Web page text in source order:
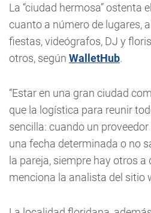
La “ciudad hermosa” ostenta
cuanto a número de lugares,
fiestas, videógrafos, DJ y
otros, según WalletHub.
“Estar en una gran ciudad
que la logística para reunir
sencilla: cuando un
una fecha determinada o no
la pareja, siempre hay otros a
menciona la analista del sitio